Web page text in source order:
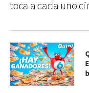
toca a cada uno